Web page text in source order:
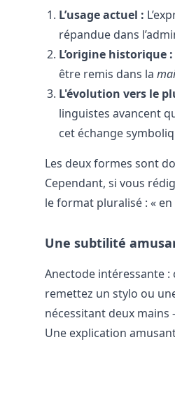
L’usage actuel :
répandue dans
L’origine historique :
être remis dans la
L'évolution vers le
linguistes avancent
cet échange
Les deux formes sont
Cependant, si vous
le format pluralisé : «
Une subtilité
Anectode intéressante
remettez un stylo ou
nécessitant deux
Une explication